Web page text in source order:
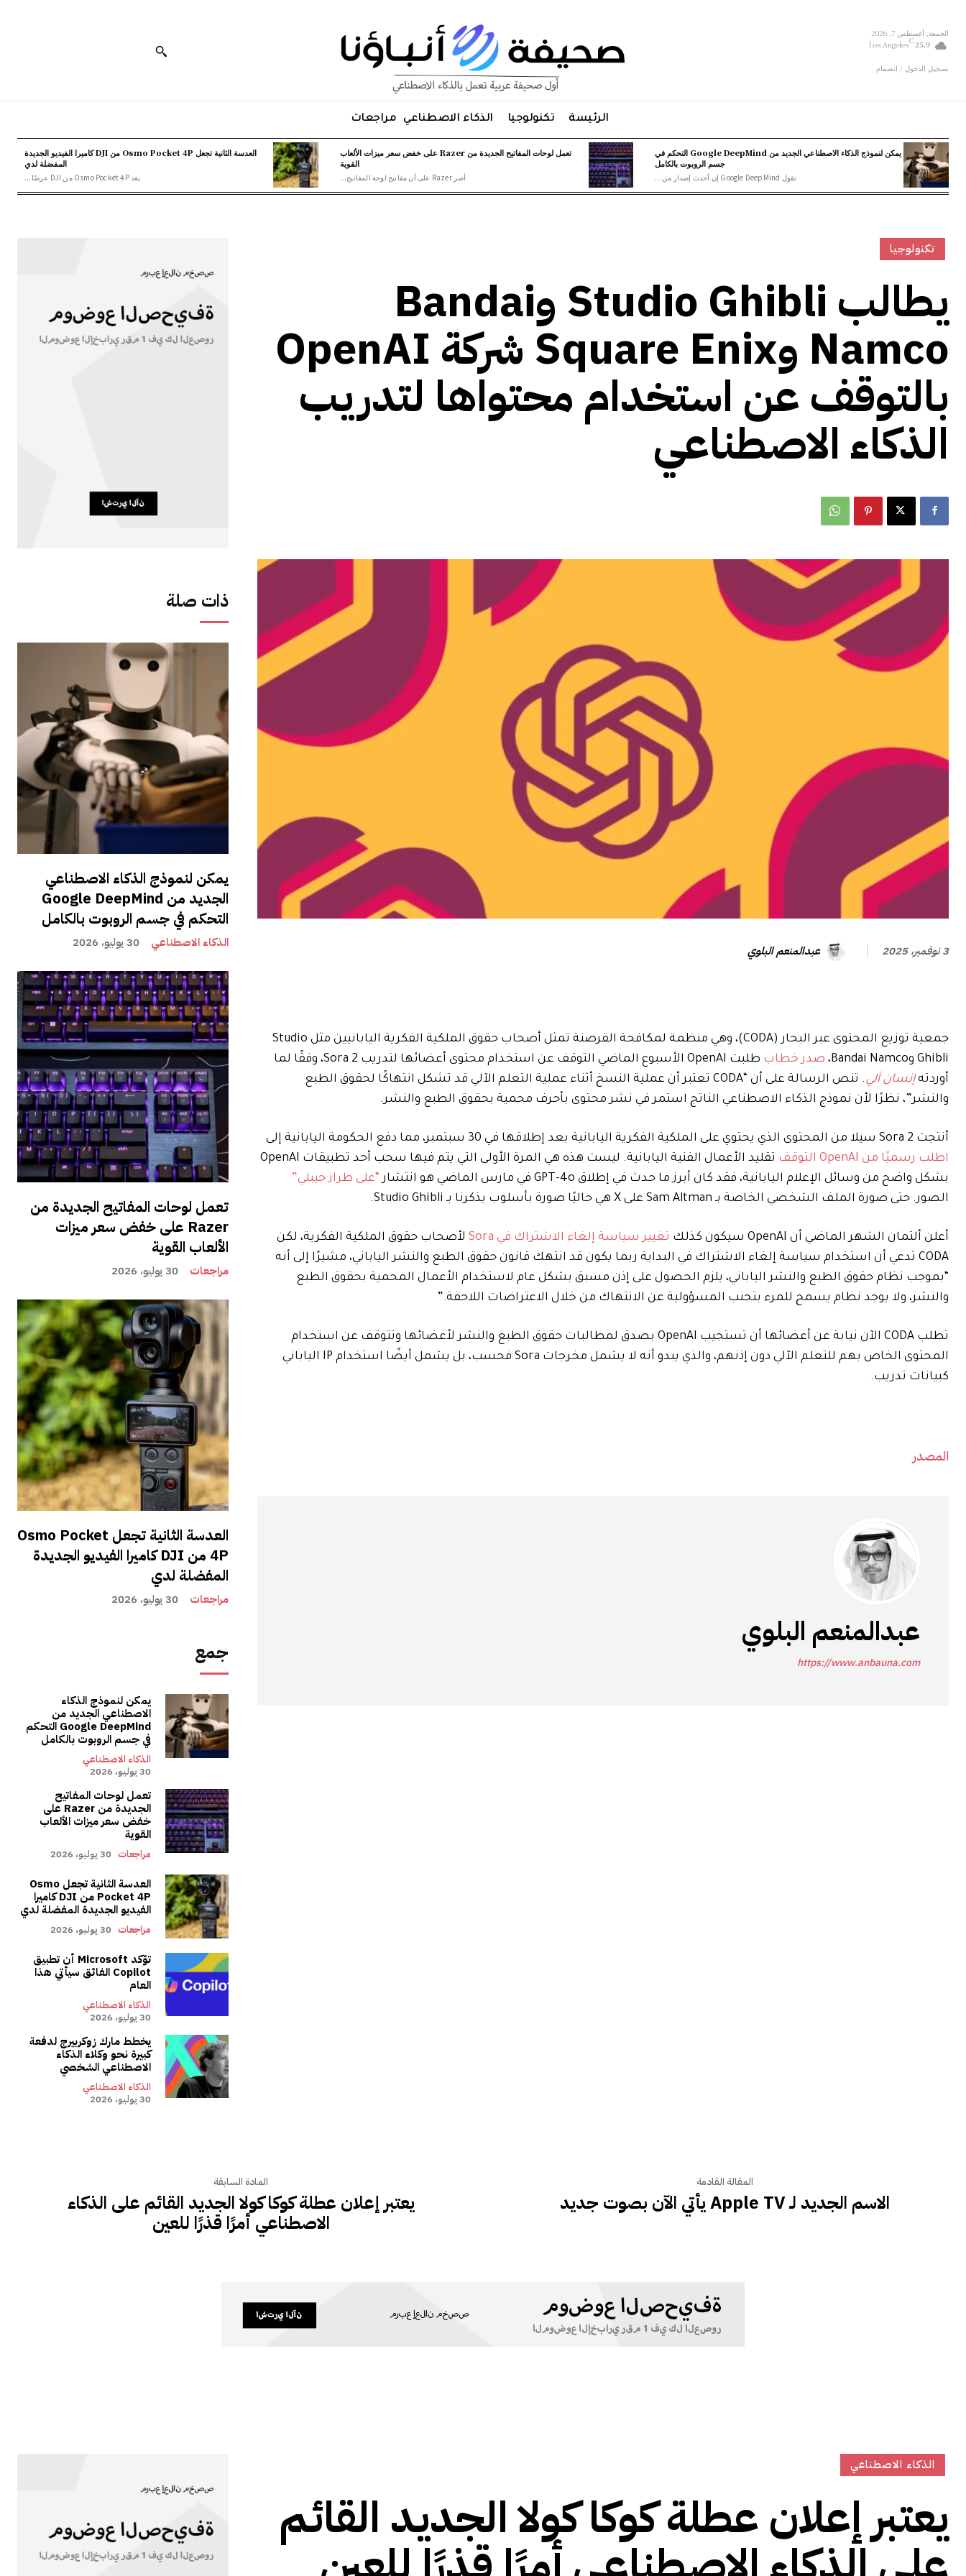
الجمعة, أغسطس 7, 2026
25.9
C
Los Angeles
تسجيل الدخول / انضمام
الرئيسة تكنولوجيا الذكاء الاصطناعي مراجعات
يمكن لنموذج الذكاء الاصطناعي الجديد من Google DeepMind التحكم في
جسم الروبوت بالكامل
تقول Google DeepMind إن أحدث إصدار من...
تعمل لوحات المفاتيح الجديدة من Razer على خفض سعر ميزات الألعاب
القوية
أصر Razer على أن مفاتيح لوحة المفاتيح...
العدسة الثانية تجعل Osmo Pocket 4P من DJI كاميرا الفيديو الجديدة
المفضلة لدي
يعد Osmo Pocket 4P من DJI عرضًا...
ذات صلة
يمكن لنموذج الذكاء الاصطناعي
الجديد من Google DeepMind
التحكم في جسم الروبوت بالكامل
الذكاء الاصطناعي 30 يوليو، 2026
تعمل لوحات المفاتيح الجديدة من
Razer على خفض سعر ميزات
الألعاب القوية
مراجعات 30 يوليو، 2026
العدسة الثانية تجعل Osmo Pocket
4P من DJI كاميرا الفيديو الجديدة
المفضلة لدي
مراجعات 30 يوليو، 2026
جمع
يمكن لنموذج الذكاء
الاصطناعي الجديد من
Google DeepMind التحكم
في جسم الروبوت بالكامل
الذكاء الاصطناعي
30 يوليو، 2026
تعمل لوحات المفاتيح
الجديدة من Razer على
خفض سعر ميزات الألعاب
القوية
مراجعات 30 يوليو، 2026
العدسة الثانية تجعل Osmo
Pocket 4P من DJI كاميرا
الفيديو الجديدة المفضلة لدي
مراجعات 30 يوليو، 2026
تؤكد Microsoft أن تطبيق
Copilot الفائق سيأتي هذا
العام
الذكاء الاصطناعي
30 يوليو، 2026
يخطط مارك زوكربيرج لدفعة
كبيرة نحو وكلاء الذكاء
الاصطناعي الشخصي
الذكاء الاصطناعي
30 يوليو، 2026
تكنولوجيا
يطالب Studio Ghibli وBandai
Namco وSquare Enix شركة OpenAI
بالتوقف عن استخدام محتواها لتدريب
الذكاء الاصطناعي
3 نوفمبر، 2025 عبدالمنعم البلوي
جمعية توزيع المحتوى عبر البحار (CODA)، وهي منظمة لمكافحة القرصنة تمثل أصحاب حقوق الملكية الفكرية اليابانيين مثل Studio
Ghibli وBandai Namco،
صدر خطاب
طلبت OpenAI الأسبوع الماضي التوقف عن استخدام محتوى أعضائها لتدريب Sora 2، وفقًا لما
أوردتهإنسان آلي
. تنص الرسالة على أن “CODA تعتبر أن عملية النسخ أثناء عملية التعلم الآلي قد تشكل انتهاكًا لحقوق الطبع
والنشر”، نظرًا لأن نموذج الذكاء الاصطناعي الناتج استمر في نشر محتوى بأحرف محمية بحقوق الطبع والنشر.
أنتجت Sora 2 سيلا من المحتوى الذي يحتوي على الملكية الفكرية اليابانية بعد إطلاقها في 30 سبتمبر، مما دفع الحكومة اليابانية إلى
اطلب رسميًا من OpenAI التوقف
تقليد الأعمال الفنية اليابانية. ليست هذه هي المرة الأولى التي يتم فيها سحب أحد تطبيقات OpenAI
بشكل واضح من وسائل الإعلام اليابانية، فقد كان أبرز ما حدث في إطلاق GPT-4o في مارس الماضي هو انتشار
“على طراز جيبلي”
الصور. حتى صورة الملف الشخصي الخاصة بـ Sam Altman على X هي حاليًا صورة بأسلوب يذكرنا بـ Studio Ghibli.
أعلن ألتمان الشهر الماضي أن OpenAI سيكون كذلك تغيير سياسة إلغاء الاشتراك في Sora
لأصحاب حقوق الملكية الفكرية، لكن
CODA تدعي أن استخدام سياسة إلغاء الاشتراك في البداية ربما يكون قد انتهك قانون حقوق الطبع والنشر الياباني، مشيرًا إلى أنه
“بموجب نظام حقوق الطبع والنشر الياباني، يلزم الحصول على إذن مسبق بشكل عام لاستخدام الأعمال المحمية بحقوق الطبع
والنشر، ولا يوجد نظام يسمح للمرء بتجنب المسؤولية عن الانتهاك من خلال الاعتراضات اللاحقة.”
تطلب CODA الآن نيابة عن أعضائها أن تستجيب OpenAI بصدق لمطالبات حقوق الطبع والنشر لأعضائها وتتوقف عن استخدام
المحتوى الخاص بهم للتعلم الآلي دون إذنهم، والذي يبدو أنه لا يشمل مخرجات Sora فحسب، بل يشمل أيضًا استخدام IP الياباني
كبيانات تدريب.
المصدر
عبدالمنعم البلوي
https://www.anbauna.com
المادة السابقة
يعتبر إعلان عطلة كوكا كولا الجديد القائم على الذكاء
الاصطناعي أمرًا قذرًا للعين
المقالة القادمة
الاسم الجديد لـ Apple TV يأتي الآن بصوت جديد